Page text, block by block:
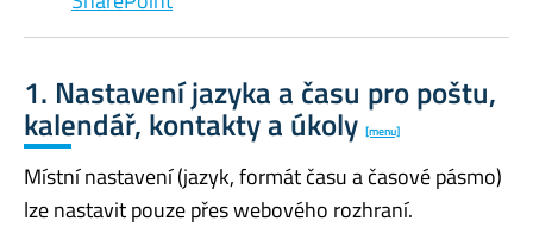
1. Nastavení jazyka a času pro poštu,
kalendář, kontakty a úkoly [menu]
Místní nastavení (jazyk, formát času a časové pásmo)
lze nastavit pouze přes webového rozhraní.